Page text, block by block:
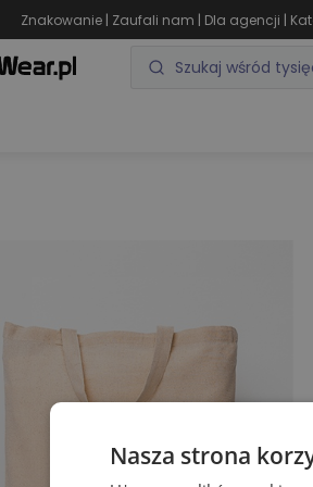
Znakowanie | Zaufali nam | Dla agencji |
Nasza strona